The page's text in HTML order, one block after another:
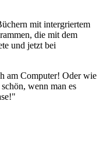
mit intergriertem
die mit dem
und jetzt bei
am Computer! Oder wie
wenn man es